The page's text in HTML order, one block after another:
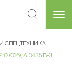
СПЕЦТЕХНИКА
(016), А 0435 В-3